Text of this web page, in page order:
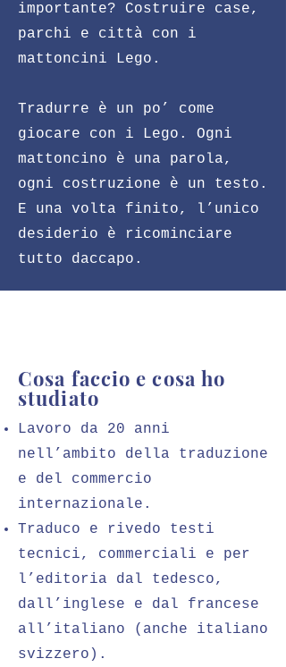
importante? Costruire case,
parchi e città con i
mattoncini Lego.
Tradurre è un po’ come
giocare con i Lego. Ogni
mattoncino è una parola,
ogni costruzione è un testo.
E una volta finito, l’unico
desiderio è ricominciare
tutto daccapo.
Cosa faccio e cosa ho
studiato
Lavoro da 20 anni
nell’ambito della traduzione
e del commercio
internazionale.
Traduco e rivedo testi
tecnici, commerciali e per
l’editoria dal tedesco,
dall ’inglese e dal francese
all ’ italiano (anche italiano
svizzero).